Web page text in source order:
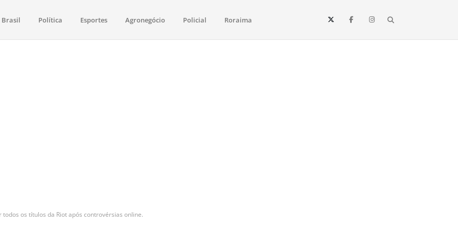
saúde, esportes, economia e os principais acontecimentos de Boa Vista e todo o estado de Roraima. Fique sempre informado
Brasil Política Esportes Agronegócio Policial Roraima
os títulos da Riot após controvérsias online.